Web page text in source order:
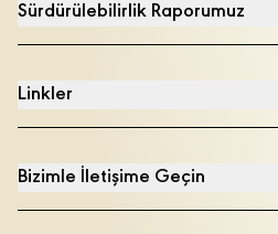
Sürdürülebilirlik Raporumuz
Linkler
Bizimle İletişime Geçin